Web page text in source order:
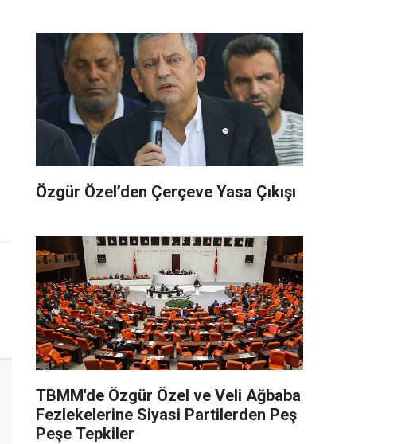
Özgür Özel’den Çerçeve Yasa Çıkışı
TBMM'de Özgür Özel ve Veli Ağbaba
Fezlekelerine Siyasi Partilerden Peş
Peşe Tepkiler